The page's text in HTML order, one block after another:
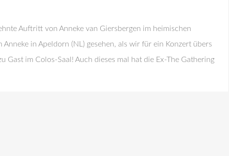
Auftritt von Anneke van Giersbergen im heimischen
in Apeldorn (NL) gesehen, als wir für ein Konzert übers
Gast im Colos-Saal! Auch dieses mal hat die Ex-The Gathering